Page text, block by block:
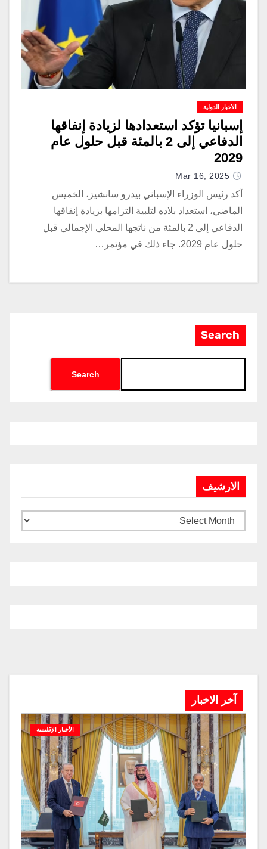
الأخبار الدولية
إسبانيا تؤكد استعدادها لزيادة إنفاقها
الدفاعي إلى 2 بالمئة قبل حلول عام
2029
Mar 16, 2025
أكد رئيس الوزراء الإسباني بيدرو سانشيز، الخميس
الماضي، استعداد بلاده لتلبية التزامها بزيادة إنفاقها
الدفاعي إلى 2 بالمئة من ناتجها المحلي الإجمالي قبل
حلول عام 2029. جاء ذلك في مؤتمر…
Search
Search
الارشيف
آخر الاخبار
الأخبار الإقليمية